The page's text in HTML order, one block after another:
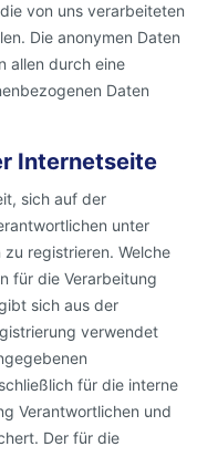
von uns verarbeiteten
Die anonymen Daten
allen durch eine
Daten
Internetseite
sich auf der
unter
registrieren. Welche
für die Verarbeitung
sich aus der
verwendet
für die interne
Verantwortlichen und
Der für die